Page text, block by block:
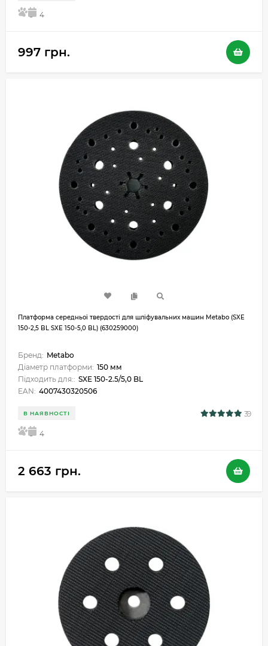
5 4
997 грн.
Платформа середньої твердості для шліфувальних машин Metabo (SXE
150-2,5 BL SXE 150-5,0 BL) (630259000)
Бренд: Metabo
Діаметр платформи: 150 мм
Підходить для:: SXE 150-2.5/5,0 BL
EAN: 4007430320506
В НАЯВНОСТІ 39
5 4
2 663 грн.